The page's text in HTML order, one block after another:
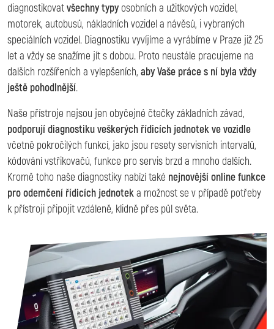
diagnostikovatvšechny typy osobních a užitkových vozidel,
motorek, autobusů, nákladních vozidel a návěsů, i vybraných
speciálních vozidel. Diagnostiku vyvíjíme a vyrábíme v Praze již 25
let a vždy se snažíme jít s dobou. Proto neustále pracujeme na
dalších rozšířeních a vylepšeních, aby Vaše práce s ní byla vždy
ještě pohodlnější.
Naše přístroje nejsou jen obyčejné čtečky základních závad,
podporují diagnostiku veškerých řídicích jednotek ve vozidle
včetně pokročilých funkcí, jako jsou resety servisních intervalů,
kódování vstřikovačů, funkce pro servis brzd a mnoho dalších.
Kromě toho naše diagnostiky nabízí také nejnovější online funkce
pro odemčení řídicích jednoteka možnost se v případě potřeby
k přístroji připojit vzdáleně, klidně přes půl světa.